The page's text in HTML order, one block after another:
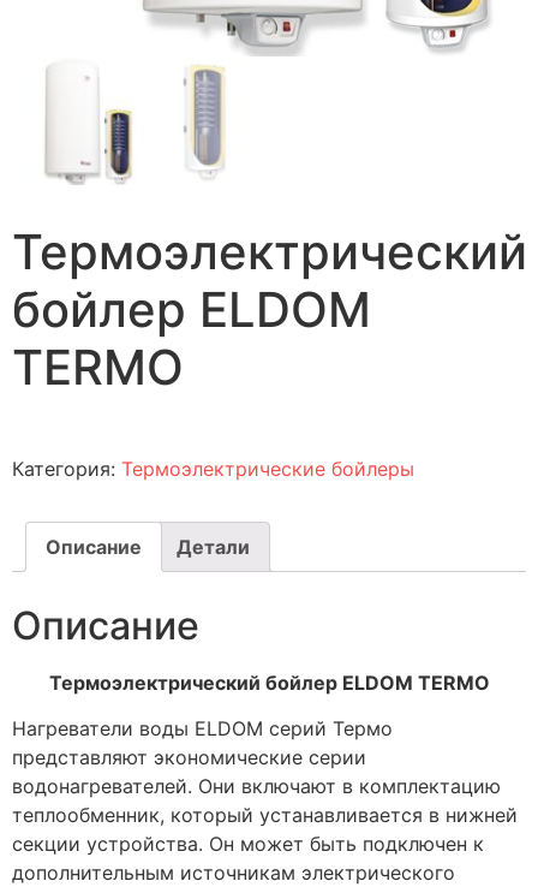
Термоэлектрический
бойлер ELDOM
TERMO
Категория: Термоэлектрические бойлеры
Описание Детали
Описание
Термоэлектрический бойлер ELDOM TERMO
Нагреватели воды ELDOM серий Термо
представляют экономические серии
водонагревателей. Они включают в комплектацию
теплообменник, который устанавливается в нижней
секции устройства. Он может быть подключен к
дополнительным источникам электрического